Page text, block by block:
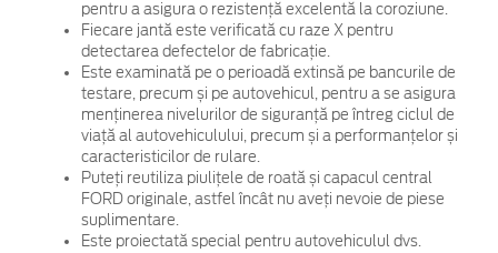
pentru a asigura o rezistență excelentă la coroziune.
Fiecare jantă este verificată cu raze X pentru
detectarea defectelor de fabricație.
Este examinată pe o perioadă extinsă pe bancurile de
testare, precum și pe autovehicul, pentru a se asigura
menținerea nivelurilor de siguranță pe întreg ciclul de
viață al autovehiculului, precum și a performanțelor și
caracteristicilor de rulare.
Puteți reutiliza piulițele de roată și capacul central
FORD originale, astfel încât nu aveți nevoie de piese
suplimentare.
Este proiectată special pentru autovehiculul dvs.